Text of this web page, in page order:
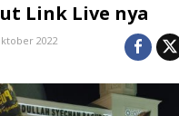
i
n
g
a
n
Link Live nya
2022